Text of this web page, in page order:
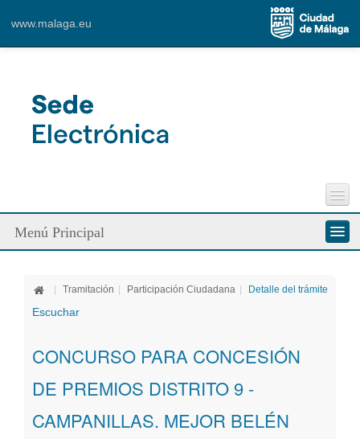
www.malaga.eu
Perfil del Contratante
Incidencias Vía Pública
Menú Principal
Ciudadanos
Oficinas Virtuales
Publicaciones
Tramitación Participación Ciudadana Detalle del trámite
Escuchar
CONCURSO PARA CONCESIÓN
DE PREMIOS DISTRITO 9 -
CAMPANILLAS. MEJOR BELÉN